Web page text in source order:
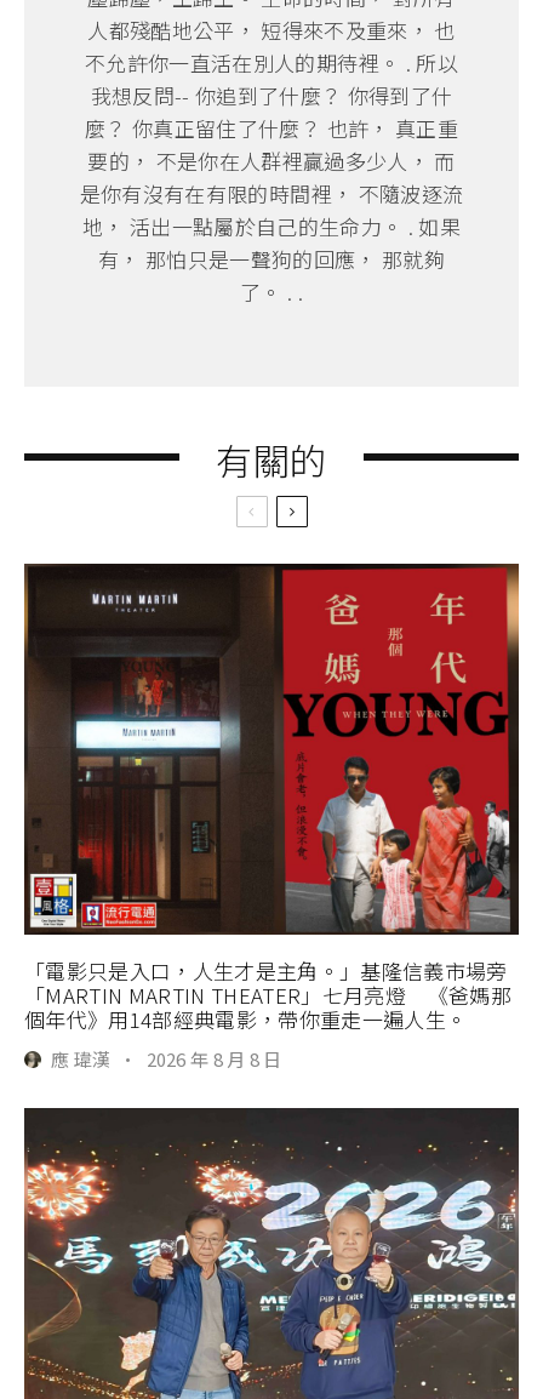
人都殘酷地公平， 短得來不及重來， 也
不允許你一直活在別人的期待裡。 . 所以
我想反問-- 你追到了什麼？ 你得到了什
麼？ 你真正留住了什麼？ 也許， 真正重
要的， 不是你在人群裡贏過多少人， 而
是你有沒有在有限的時間裡， 不隨波逐流
地， 活出一點屬於自己的生命力。 . 如果
有， 那怕只是一聲狗的回應， 那就夠
了。 . .
有關的
「電影只是入口，人生才是主角。」基隆信義市場旁
「MARTIN MARTIN THEATER」七月亮燈 《爸媽那
個年代》用14部經典電影，帶你重走一遍人生。
應 瑋漢 · 2026 年 8 月 8 日